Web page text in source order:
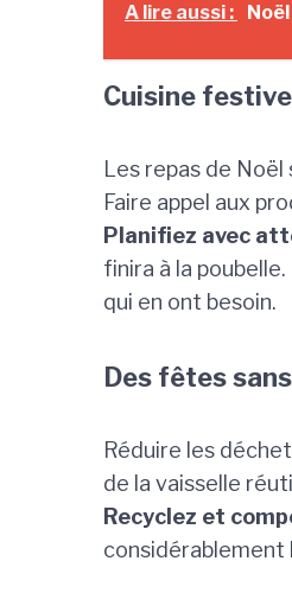
A lire aussi :
Cuisine
Les repas de
Faire appel aux
Planifiez avec
finira à la
qui en ont besoin.
Des fêtes
Réduire les
de la vaisselle
Recyclez et
considérablement